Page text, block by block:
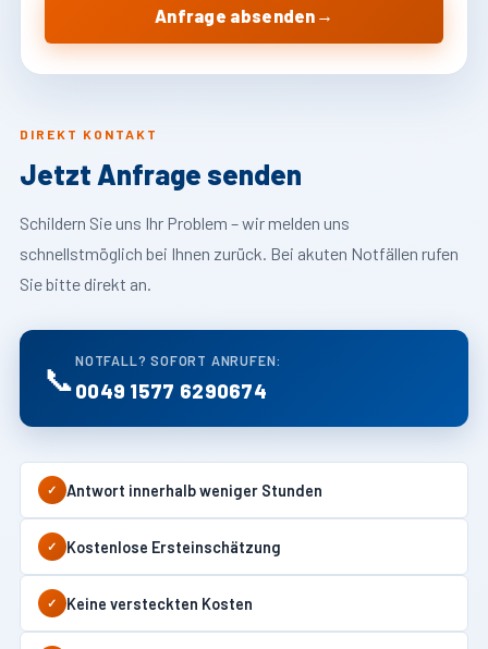
DIREKT KONTAKT
Jetzt Anfrage senden
Schildern Sie uns Ihr Problem – wir melden uns
schnellstmöglich bei Ihnen zurück. Bei akuten Notfällen rufen
Sie bitte direkt an.
📞 NOTFALL? SOFORT ANRUFEN:
0049 1577 6290674
✓ Antwort innerhalb weniger Stunden
✓ Kostenlose Ersteinschätzung
✓ Keine versteckten Kosten
Anfrage absenden →